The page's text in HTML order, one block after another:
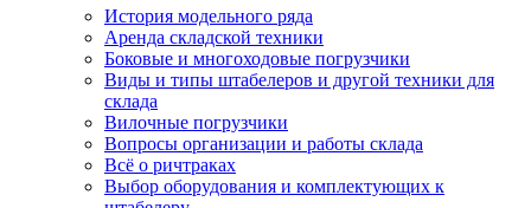
История модельного ряда
Аренда складской техники
Боковые и многоходовые погрузчики
Виды и типы штабелеров и другой техники для
склада
Вилочные погрузчики
Вопросы организации и работы склада
Всё о ричтраках
Выбор оборудования и комплектующих к